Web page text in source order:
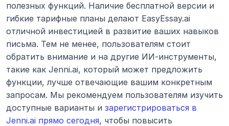
полезных функций. Наличие бесплатной версии и
гибкие тарифные планы делают EasyEssay.ai
отличной инвестицией в развитие ваших навыков
письма. Тем не менее, пользователям стоит
обратить внимание и на другие ИИ-инструменты,
такие как Jenni.ai, который может предложить
функции, лучше отвечающие вашим конкретным
запросам. Мы рекомендуем пользователям изучить
доступные варианты и зарегистрироваться в
Jenni.ai прямо сегодня, чтобы повысить